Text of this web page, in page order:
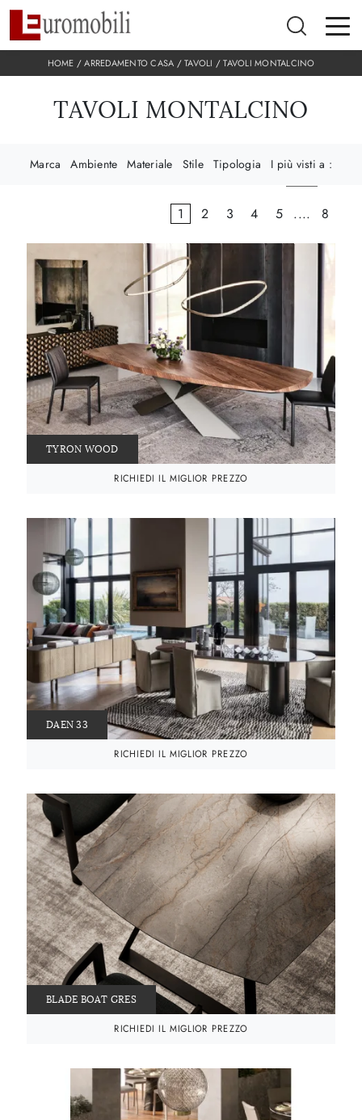
HOME /ARREDAMENTO CASA /TAVOLI /TAVOLI MONTALCINO
TAVOLI MONTALCINO
Marca Ambiente Materiale Stile Tipologia I più visti a :
1 2 3 4 5 .... 8
TYRON WOOD
RICHIEDI IL MIGLIOR PREZZO
DAEN 33
RICHIEDI IL MIGLIOR PREZZO
BLADE BOAT GRES
RICHIEDI IL MIGLIOR PREZZO